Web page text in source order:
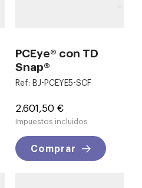
PCEye® con TD
Snap®
Ref: BJ-PCEYE5-SCF
Precio
2.601,50 €
Impuestos incluidos
Comprar